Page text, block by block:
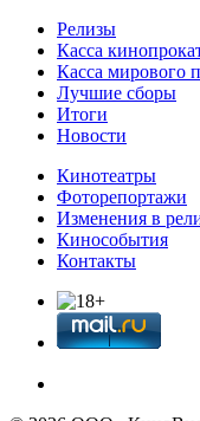
Релизы
Касса
Касса мирового
Лучшие сборы
Итоги
Новости
Кинотеатры
Фоторепортажи
Изменения в
Кинособытия
Контакты